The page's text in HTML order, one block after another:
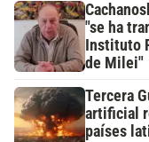
"se ha
Instituto
de Milei"
Tercera
artificial
países